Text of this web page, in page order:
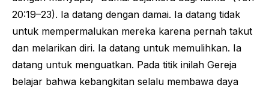
20:19–23). Ia datang dengan damai. Ia datang tidak
untuk mempermalukan mereka karena pernah takut
dan melarikan diri. Ia datang untuk memulihkan. Ia
datang untuk menguatkan. Pada titik inilah Gereja
belajar bahwa kebangkitan selalu membawa daya